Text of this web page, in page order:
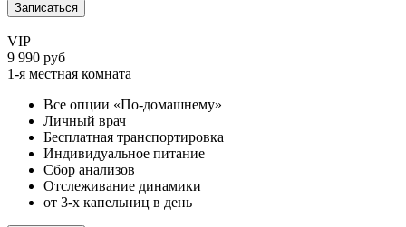
Записаться
VIP
9 990 руб
1-я местная комната
Все опции «По-домашнему»
Личный врач
Бесплатная транспортировка
Индивидуальное питание
Сбор анализов
Отслеживание динамики
от 3-х капельниц в день